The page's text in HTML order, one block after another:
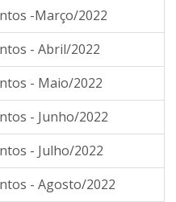
-Março/2022
- Abril/2022
- Maio/2022
- Junho/2022
- Julho/2022
- Agosto/2022